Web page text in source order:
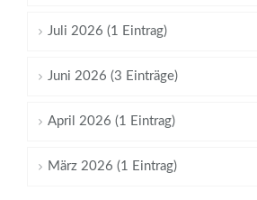
Juli 2026 (1 Eintrag)
Juni 2026 (3 Einträge)
April 2026 (1 Eintrag)
März 2026 (1 Eintrag)